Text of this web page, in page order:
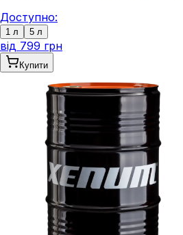
Доступно:
1 л 5 л
від 799 грн
Купити